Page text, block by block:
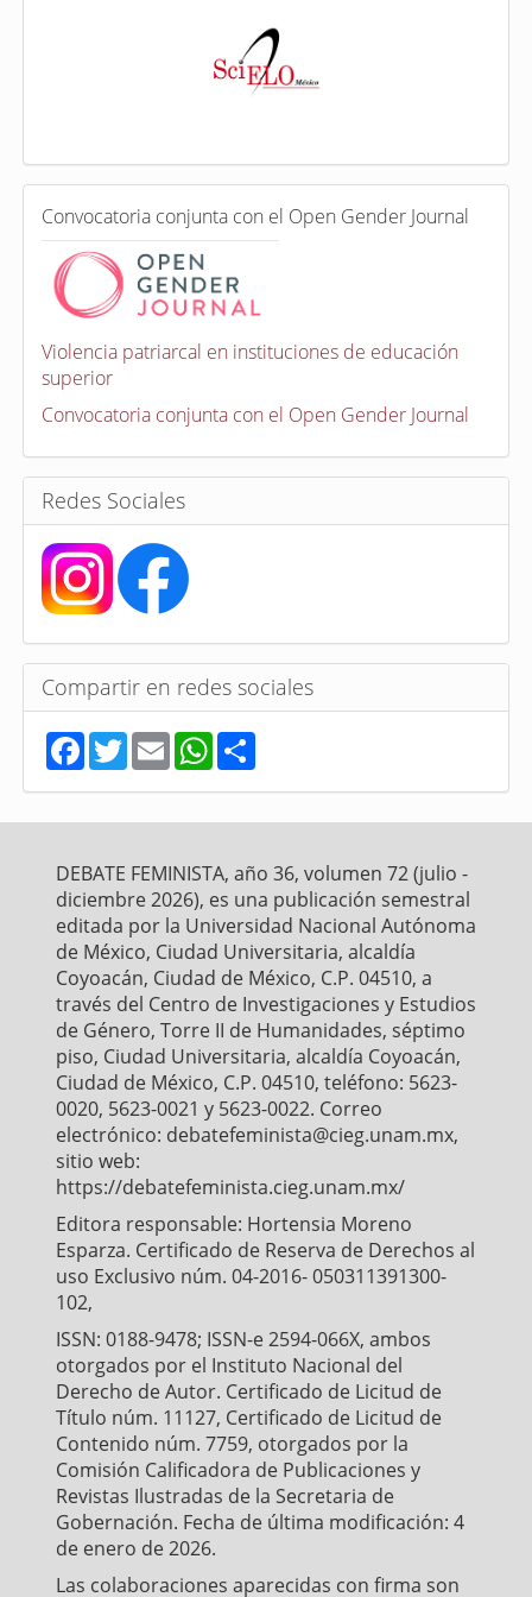
a
e
n
C
o
o
a
t
o
r
a
s
Convocatoria conjunta con el Open Gender Journal
Violencia patriarcal en instituciones de educación
superior
Convocatoria conjunta con el Open Gender Journal
Redes Sociales
Compartir en redes sociales
F
a
c
e
b
k
T
w
t
t
E
m
a
i
l
W
h
a
t
s
p
S
h
r
e
DEBATE FEMINISTA, año 36, volumen 72 (julio -
diciembre 2026), es una publicación semestral
editada por la Universidad Nacional Autónoma
de México, Ciudad Universitaria, alcaldía
Coyoacán, Ciudad de México, C.P. 04510, a
través del Centro de Investigaciones y Estudios
de Género, Torre II de Humanidades, séptimo
piso, Ciudad Universitaria, alcaldía Coyoacán,
Ciudad de México, C.P. 04510, teléfono: 5623-
0020, 5623-0021 y 5623-0022. Correo
electrónico: debatefeminista@cieg.unam.mx,
sitio web:
https://debatefeminista.cieg.unam.mx/
Editora responsable: Hortensia Moreno
Esparza. Certificado de Reserva de Derechos al
uso Exclusivo núm. 04-2016- 050311391300-
102,
ISSN: 0188-9478; ISSN-e 2594-066X, ambos
otorgados por el Instituto Nacional del
Derecho de Autor. Certificado de Licitud de
Título núm. 11127, Certificado de Licitud de
Contenido núm. 7759, otorgados por la
Comisión Calificadora de Publicaciones y
Revistas Ilustradas de la Secretaria de
Gobernación. Fecha de última modificación: 4
de enero de 2026.
Las colaboraciones aparecidas con firma son